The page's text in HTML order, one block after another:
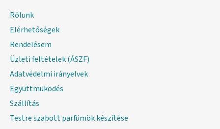
Rólunk
Elérhetőségek
Rendelésem
Üzleti feltételek (ÁSZF)
Adatvédelmi irányelvek
Együttmüködés
Szállítás
Testre szabott parfümök készítése